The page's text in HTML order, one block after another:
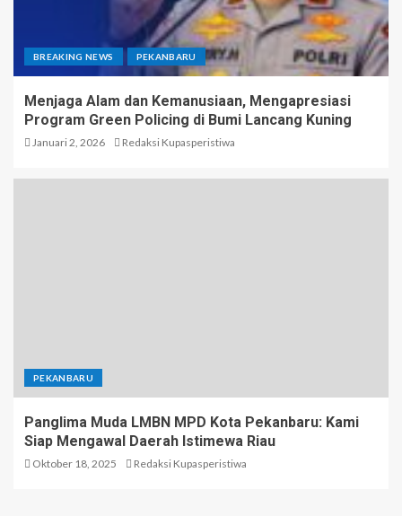
BREAKING NEWS PEKANBARU
Menjaga Alam dan Kemanusiaan, Mengapresiasi
Program Green Policing di Bumi Lancang Kuning
Januari 2, 2026 Redaksi Kupasperistiwa
PEKANBARU
Panglima Muda LMBN MPD Kota Pekanbaru: Kami
Siap Mengawal Daerah Istimewa Riau
Oktober 18, 2025 Redaksi Kupasperistiwa